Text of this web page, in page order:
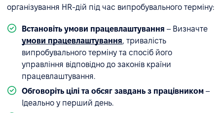
організування HR-дій під час випробувального терміну:
Встановіть умови працевлаштування – Визначте
умови працевлаштування, тривалість
випробувального терміну та спосіб його
управління відповідно до законів країни
працевлаштування.
Обговоріть цілі та обсяг завдань з працівником –
Ідеально у перший день.